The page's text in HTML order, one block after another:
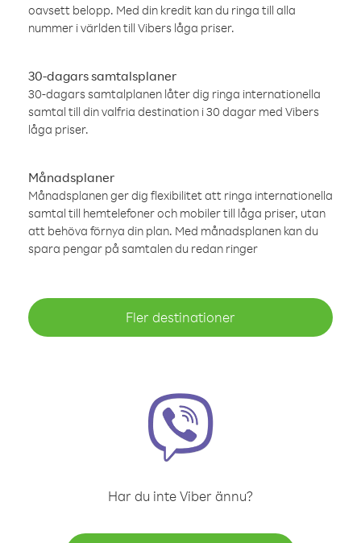
oavsett belopp. Med din kredit kan du ringa till alla
nummer i världen till Vibers låga priser.
30-dagars samtalsplaner
30-dagars samtalplanen låter dig ringa internationella
samtal till din valfria destination i 30 dagar med Vibers
låga priser.
Månadsplaner
Månadsplanen ger dig flexibilitet att ringa internationella
samtal till hemtelefoner och mobiler till låga priser, utan
att behöva förnya din plan. Med månadsplanen kan du
spara pengar på samtalen du redan ringer
Fler destinationer
Har du inte Viber ännu?